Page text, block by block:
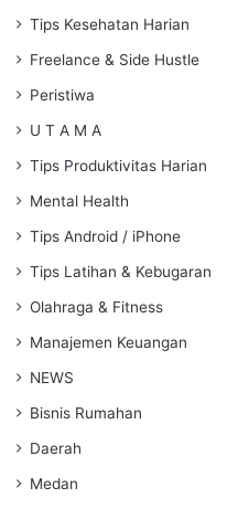
Tips Kesehatan Harian
Freelance & Side Hustle
Peristiwa
U T A M A
Tips Produktivitas Harian
Mental Health
Tips Android / iPhone
Tips Latihan & Kebugaran
Olahraga & Fitness
Manajemen Keuangan
NEWS
Bisnis Rumahan
Daerah
Medan